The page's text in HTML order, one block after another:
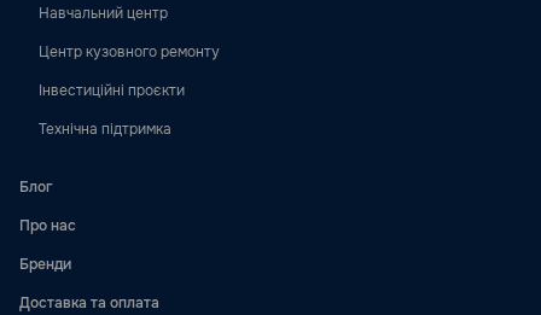
Навчальний центр
Центр кузовного ремонту
Інвестиційні проєкти
Технічна підтримка
Блог
Про нас
Бренди
Доставка та оплата